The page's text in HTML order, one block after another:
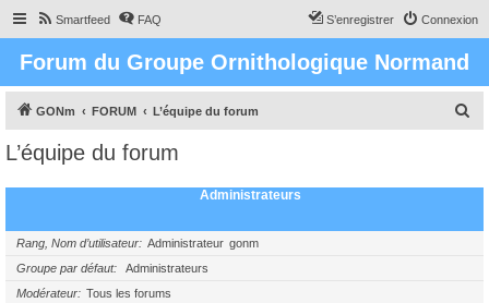
Smartfeed FAQ Connexion
S’enregistrer
Forum du Groupe Ornithologique Normand
GONm FORUM L’équipe du forum
h
L’équipe du forum
Administrateurs
Rang, Nom d’utilisateur Administrateur gonm
Groupe par défaut
Administrateurs
Modérateur
Tous les forums